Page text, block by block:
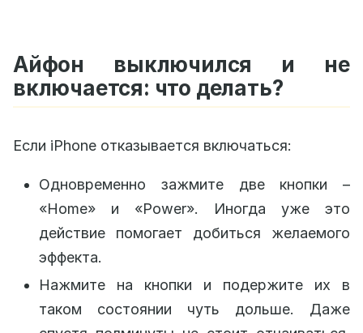
Айфон выключился и не
включается: что делать?
Если iPhone отказывается включаться:
Одновременно зажмите две кнопки –
«Home» и «Power». Иногда уже это
действие помогает добиться желаемого
эффекта.
Нажмите на кнопки и подержите их в
таком состоянии чуть дольше. Даже